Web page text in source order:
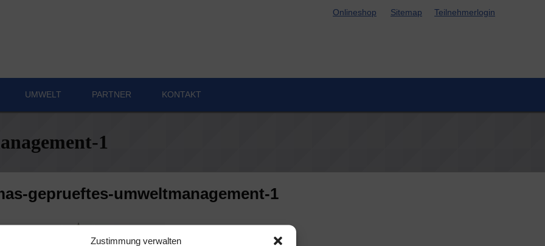
Zustimmung verwalten
Online­shop Site­map Teil­neh­mer­lo­g­in
UMWELT PART­NER KON­TAKT
gepruef­tes-umwelt­ma­nage­men­t‑1